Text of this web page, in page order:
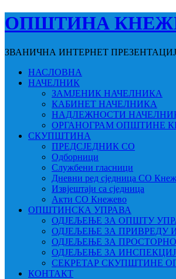
ОПШТИНА
ЗВАНИЧНА ИНТЕРНЕТ
НАСЛОВНА
НАЧЕЛНИК
ЗАМЈЕНИК НАЧЕЛНИКА
КАБИНЕТ НАЧЕЛНИКА
НАДЛЕЖНОСТИ
ОРГАНОГРАМ ОПШТИНЕ
СКУПШТИНА
ПРЕДСЈЕДНИК СО
Одборници
Службени гласници
Дневни ред сједница СО
Извјештаји са сједница
Акти СО Кнежево
ОПШТИНСКА УПРАВА
ОДЈЕЉЕЊЕ ЗА ОПШТУ
ОДЈЕЉЕЊЕ ЗА ПРИВРЕДУ
ОДЈЕЉЕЊЕ ЗА
ОДЈЕЉЕЊЕ ЗА
СЕКРЕТАР СКУПШТИНЕ
КОНТАКТ